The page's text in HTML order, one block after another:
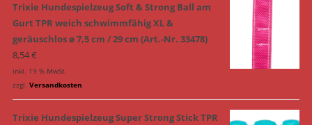
Trixie Hundespielzeug Soft & Strong Ball am
Gurt TPR weich schwimmfähig XL &
geräuschlos ø 7,5 cm / 29 cm (Art.-Nr. 33478)
8,54€
inkl. 19 % MwSt.
zzgl. Versandkosten
Trixie Hundespielzeug Super Strong Stick TPR